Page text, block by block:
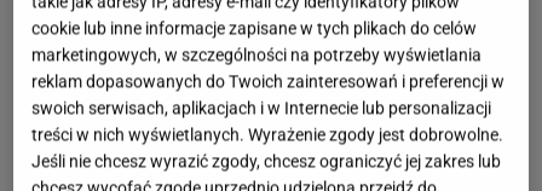
cookie lub inne informacje zapisane w tych plikach do celów
marketingowych, w szczególności na potrzeby wyświetlania
reklam dopasowanych do Twoich zainteresowań i preferencji w
swoich serwisach, aplikacjach i w Internecie lub personalizacji
treści w nich wyświetlanych. Wyrażenie zgody jest dobrowolne.
Jeśli nie chcesz wyrazić zgody, chcesz ograniczyć jej zakres lub